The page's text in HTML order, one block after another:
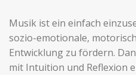
Musik ist ein einfach
sozio-emotionale,
Entwicklung zu fördern.
mit Intuition und Reflexion